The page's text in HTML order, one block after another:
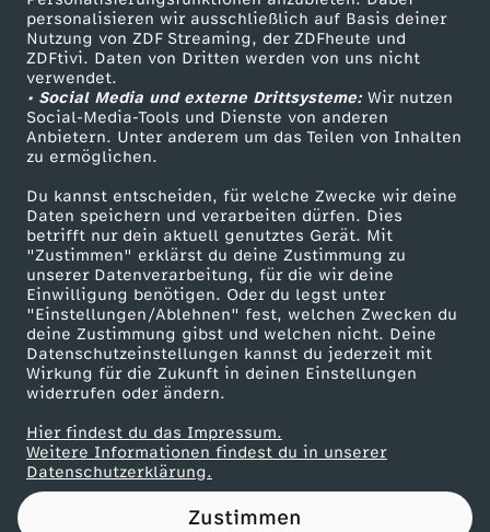
personalisieren wir ausschließlich auf Basis deiner
Nutzung von ZDF Streaming, der ZDFheute und
ZDFtivi. Daten von Dritten werden von uns nicht
verwendet.
• Social Media und externe Drittsysteme:Wir nutzen
Social-Media-Tools und Dienste von anderen
Anbietern. Unter anderem um das Teilen von Inhalten
zu ermöglichen.
Du kannst entscheiden, für welche Zwecke wir deine
Daten speichern und verarbeiten dürfen. Dies
betrifft nur dein aktuell genutztes Gerät. Mit
"Zustimmen" erklärst du deine Zustimmung zu
unserer Datenverarbeitung, für die wir deine
Einwilligung benötigen. Oder du legst unter
"Einstellungen/Ablehnen" fest, welchen Zwecken du
deine Zustimmung gibst und welchen nicht. Deine
Datenschutzeinstellungen kannst du jederzeit mit
Wirkung für die Zukunft in deinen Einstellungen
widerrufen oder ändern.
Hier findest du das Impressum.
Weitere Informationen findest du in unserer
Datenschutzerklärung.
Zustimmen
V
e
r
f
a
s
s
u
n
g
ZDF Unternehmen
Karriere
ZDF goes Schule
Werbefernsehen
Mainzelmännchen
Partner